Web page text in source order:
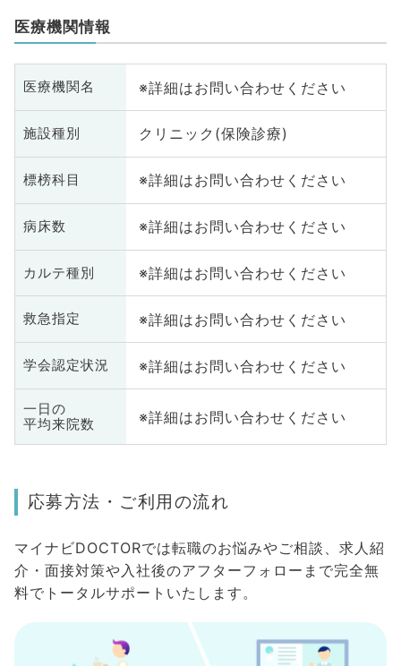
医療機関情報
医療機関名 ※詳細はお問い合わせください
施設種別 クリニック(保険診療)
標榜科目 ※詳細はお問い合わせください
病床数 ※詳細はお問い合わせください
カルテ種別 ※詳細はお問い合わせください
救急指定 ※詳細はお問い合わせください
学会認定状況 ※詳細はお問い合わせください
一日の
平均来院数
※詳細はお問い合わせください
応募方法・ご利用の流れ
マイナビDOCTORでは転職のお悩みやご相談、求人紹
介・面接対策や入社後のアフターフォローまで完全無
料でトータルサポートいたします。